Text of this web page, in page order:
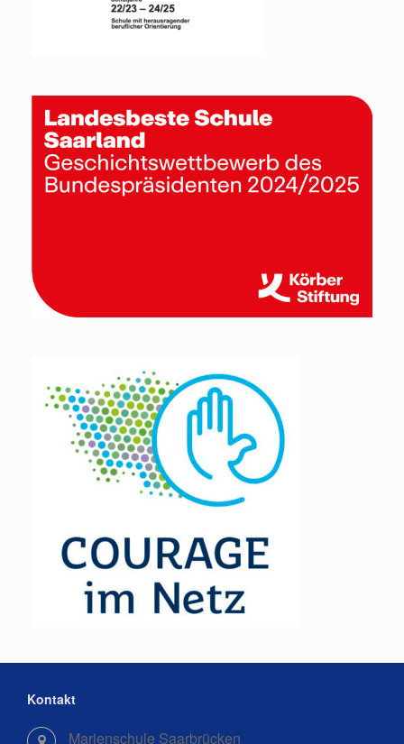
Kontakt
Marienschule Saarbrücken